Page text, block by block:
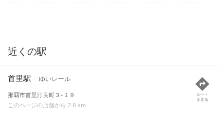
近くの駅
首里駅 ゆいレール
那覇市首里汀良町３-１９
このページの店舗から 2.8 km
ルート
を見る